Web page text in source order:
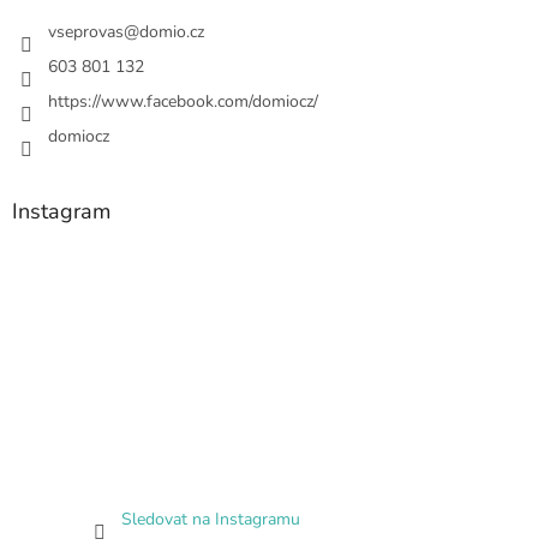
vseprovas@domio.cz
603 801 132
https://www.facebook.com/domiocz/
domiocz
Instagram
Sledovat na Instagramu